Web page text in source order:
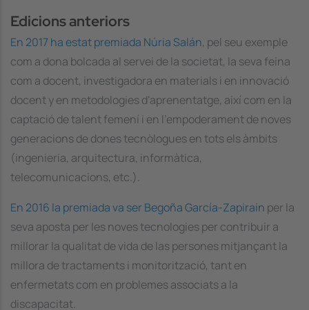
Edicions anteriors
En 2017 ha estat premiada Núria Salán, pel seu exemple
com a dona bolcada al servei de la societat, la seva feina
com a docent, investigadora en materials i en innovació
docent y en metodologies d'aprenentatge, així com en la
captació de talent femení i en l'empoderament de noves
generacions de dones tecnòlogues en tots els àmbits
(ingenieria, arquitectura, informàtica,
telecomunicacions, etc.).
En 2016 la premiada va ser Begoña García-Zapirain per la
seva aposta per les noves tecnologies per contribuir a
millorar la qualitat de vida de las persones mitjançant la
millora de tractaments i monitorització, tant en
enfermetats com en problemes associats a la
discapacitat.